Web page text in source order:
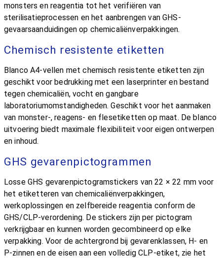
monsters en reagentia tot het verifiëren van
sterilisatieprocessen en het aanbrengen van GHS-
gevaarsaanduidingen op chemicaliënverpakkingen.
Chemisch resistente etiketten
Blanco A4-vellen met chemisch resistente etiketten zijn
geschikt voor bedrukking met een laserprinter en bestand
tegen chemicaliën, vocht en gangbare
laboratoriumomstandigheden. Geschikt voor het aanmaken
van monster-, reagens- en flesetiketten op maat. De blanco
uitvoering biedt maximale flexibiliteit voor eigen ontwerpen
en inhoud.
GHS gevarenpictogrammen
Losse GHS gevarenpictogramstickers van 22 × 22 mm voor
het etiketteren van chemicaliënverpakkingen,
werkoplossingen en zelfbereide reagentia conform de
GHS/CLP-verordening. De stickers zijn per pictogram
verkrijgbaar en kunnen worden gecombineerd op elke
verpakking. Voor de achtergrond bij gevarenklassen, H- en
P-zinnen en de eisen aan een volledig CLP-etiket, zie het